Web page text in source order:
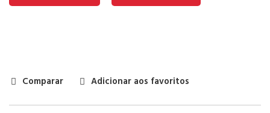
Comparar Adicionar aos favoritos